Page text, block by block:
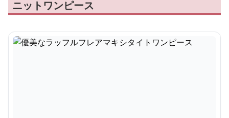
ニットワンピース